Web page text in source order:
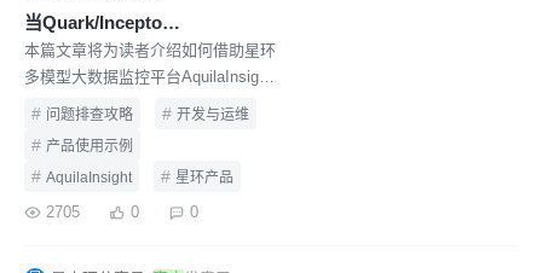
当Quark/Inceptor上跑批变慢、不健康，如何借助AquilaInsight进行排查？
本篇文章将为读者介绍如何借助星环
多模型大数据监控平台AquilaInsight
来对业务上的跑批慢等场景进行排
# 问题排查攻略 # 开发与运维
# 产品使用示例
# AquilaInsight # 星环产品
2705 0 0